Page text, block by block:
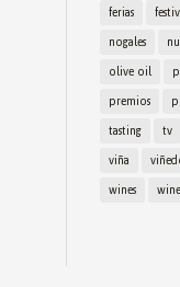
ferias
nogales
olive oil
premios
tasting
tv
viña
wines